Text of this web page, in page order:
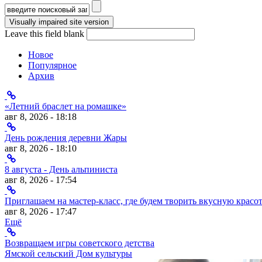
Форма поиска
Leave this field blank
Новое
Популярное
Архив
«Летний браслет на ромашке»
авг 8, 2026 - 18:18
День рождения деревни Жары
авг 8, 2026 - 18:10
8 августа - День альпиниста
авг 8, 2026 - 17:54
Приглашаем на мастер-класс, где будем творить вкусную
авг 8, 2026 - 17:47
Ещё
Возвращаем игры советского детства
Ямской сельский Дом культуры